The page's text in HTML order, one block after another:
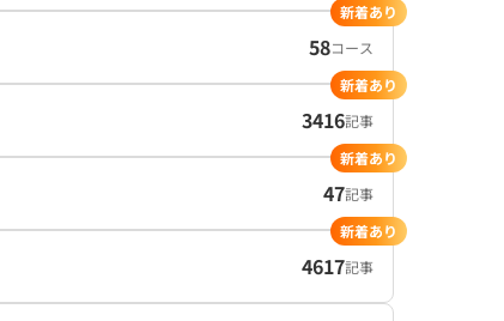
58コース
新着あり
3416記事
新着あり
47記事
新着あり
4617記事
新着あり